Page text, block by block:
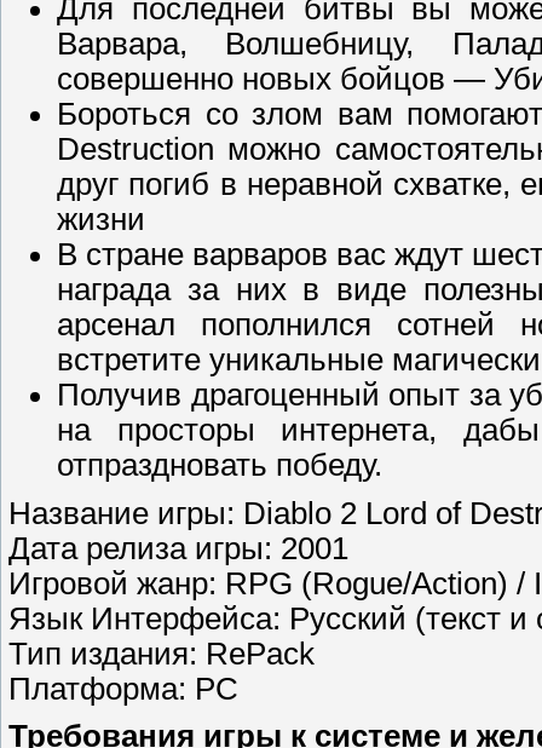
Для последней битвы вы
Варвара, Волшебницу,
совершенно новых бойцов —
Бороться со злом вам
Destruction можно
друг погиб в неравной схватке,
жизни
В стране варваров вас ждут
награда за них в виде
арсенал пополнился
встретите уникальные
Получив драгоценный опыт за
на просторы интернета,
отпраздновать победу.
Название игры: Diablo 2 Lord of
Дата релиза игры: 2001
Игровой жанр: RPG (Rogue/Action) /
Язык Интерфейса: Русский (текст и
Тип издания: RePack
Платформа: PC
Требования игры к системе и